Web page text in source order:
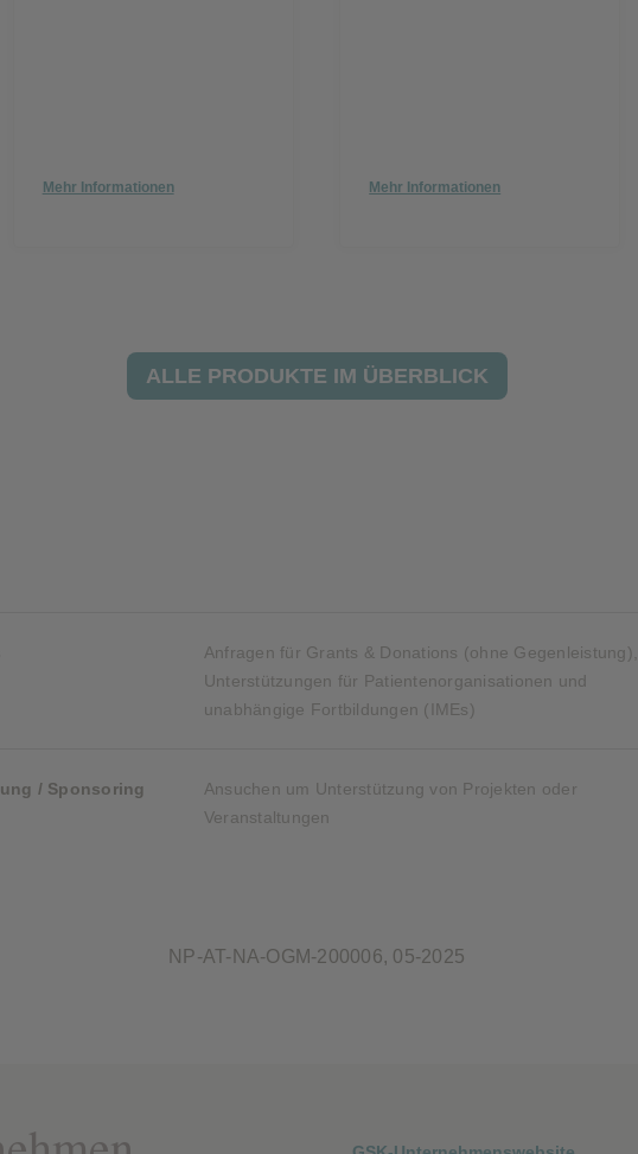
Mehr Informationen Mehr Informationen
ALLE PRODUKTE IM ÜBERBLICK
Anfragen für Grants & Donations (ohne Gegenleistung),
Unterstützungen für Patientenorganisationen und
unabhängige Fortbildungen (IMEs)
/ Sponsoring
Ansuchen um Unterstützung von Projekten oder
Veranstaltungen
NP-AT-NA-OGM-200006, 05-2025